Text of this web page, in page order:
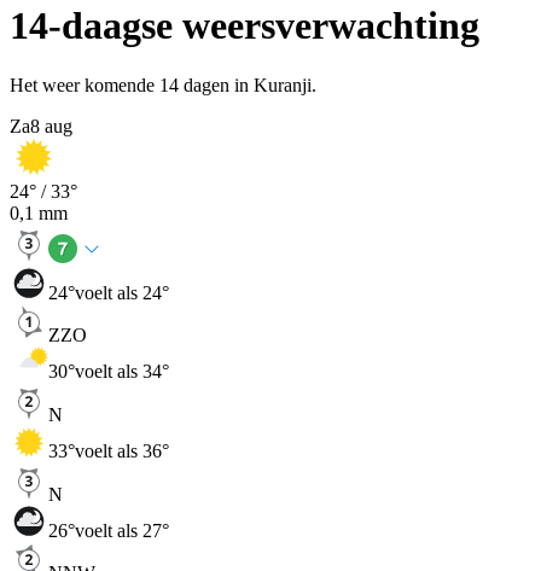
14-daagse weersverwachting
Het weer komende 14 dagen in Kuranji.
Za8 aug
24° /33°
0,1 mm
24°voelt als 24°
ZZO
30°voelt als 34°
N
33°voelt als 36°
N
26°voelt als 27°